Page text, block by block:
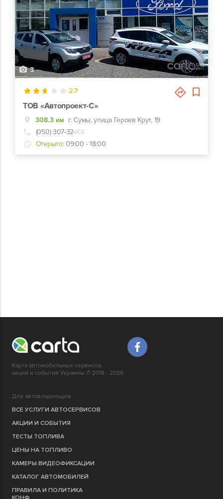
3
2.7
ТОВ «Автопроект-С»
308.3 км г. Сумы, улица Героев Крут, 19
(050) 307-32-ХХ
Открыто: 09:00 - 18:00
Карта автомобильных сервисов,
акций и событий Украины © 2018 - 2026
Для автовладельцев
ВСЕ УСЛУГИ АВТОСЕРВИСОВ
АКЦИИ И СОБЫТИЯ
ТЕСТЫ ТОПЛИВА
ЦЕНЫ НА ТОПЛИВО
КАМЕРЫ ВИДЕОФИКСАЦИИ
КАТАЛОГ АВТОМОБИЛЕЙ
ПРАВИЛА И ПОЛИТИКА